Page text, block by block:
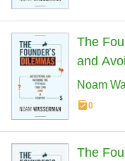
The
and
a
on
Noam
0
The